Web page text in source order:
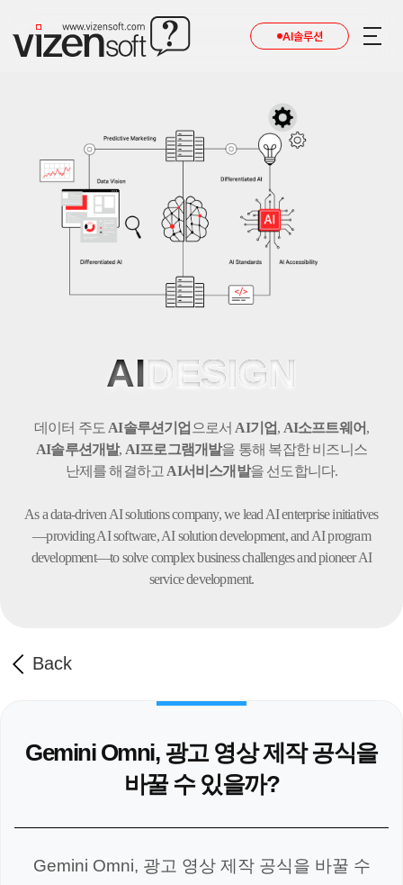
AI솔루션
AIDESIGN
데이터 주도 AI솔루션기업 으로서 AI기업, AI소프트웨어,
AI솔루션개발, AI프로그램개발을 통해 복잡한 비즈니스
난제를 해결하고 AI서비스개발을 선도합니다.
As a data-driven AI solutions company, we lead AI enterprise initiatives
—providing AI software,AI solution development, and AI program
development—to solve complex business challengesand pioneer AI
service development.
Back
Gemini Omni, 광고 영상 제작 공식을
바꿀 수 있을까?
Gemini Omni, 광고 영상 제작 공식을 바꿀 수